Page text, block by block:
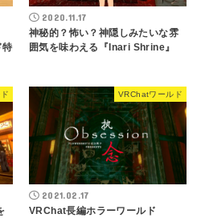
特
2020.11.17
神秘的？怖い？神隠しみたいな雰
囲気を味わえる『Inari Shrine』
VRChatワールド
2021.02.17
VRChat長編ホラーワールド